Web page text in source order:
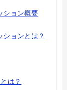
ション概要
ションとは？
は？